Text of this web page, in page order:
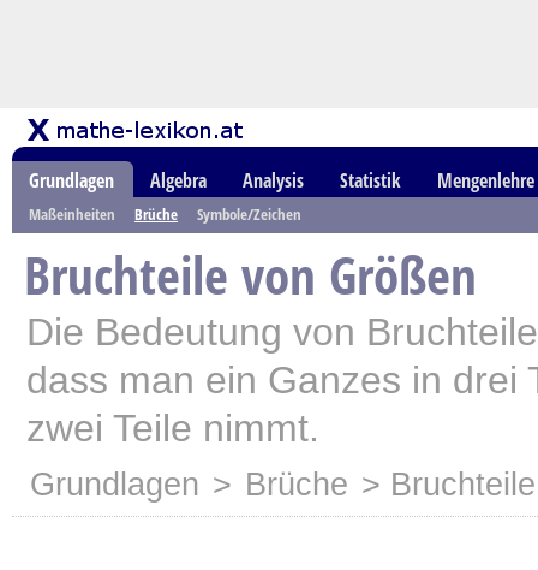
Grundlagen Algebra Analysis Statistik Mengenlehre
Maßeinheiten Brüche Symbole/Zeichen
Bruchteile von Größen
Die Bedeutung von
dass man ein Ganzes in drei
zwei Teile nimmt.
Grundlagen > Brüche >